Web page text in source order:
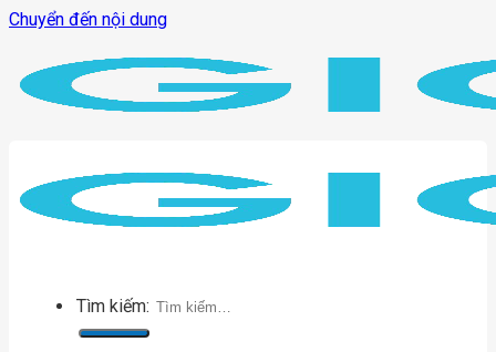
Chuyển đến nội dung
Tìm kiếm: